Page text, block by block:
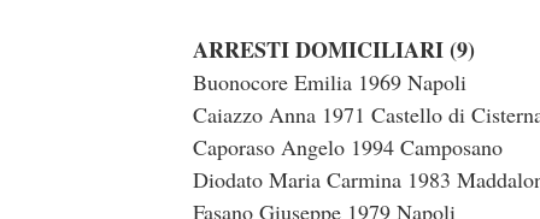
ARRESTI DOMICILIARI (9)
Buonocore Emilia 1969 Napoli
Caiazzo Anna 1971 Castello di
Caporaso Angelo 1994 Camposano
Diodato Maria Carmina 1983
Fasano Giuseppe 1979 Napoli